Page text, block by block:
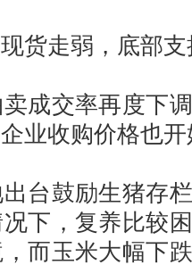
走弱，底部支
交率再度下调
业收购价格也
鼓励生猪存栏
下，复养比较
而玉米大幅下